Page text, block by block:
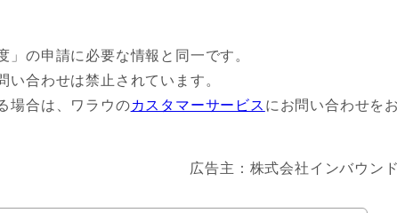
の申請に必要な情報と同一です。
合わせは禁止されています。
場合は、ワラウのカスタマーサービス にお問い合わせを
広告主：株式会社インバウン